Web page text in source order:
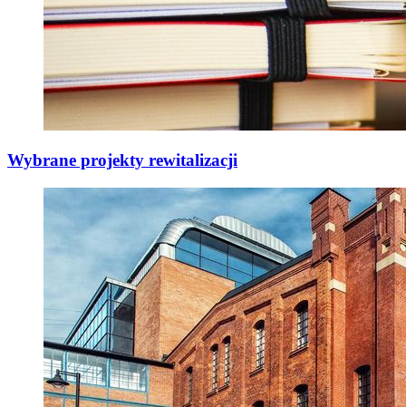
Wybrane projekty rewitalizacji